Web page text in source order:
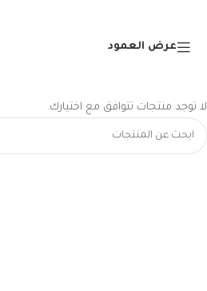
عرض العمود
لا توجد منتجات تتوافق مع اختيارك.